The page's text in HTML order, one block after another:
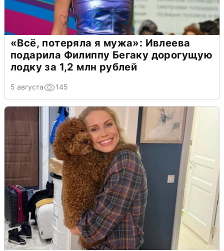
«Всё, потеряла я мужа»: Ивлеева
подарила Филиппу Бегаку дорогущую
лодку за 1,2 млн рублей
5 августа 145